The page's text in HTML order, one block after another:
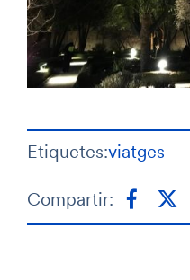
Etiquetes:viatges
Compartir: